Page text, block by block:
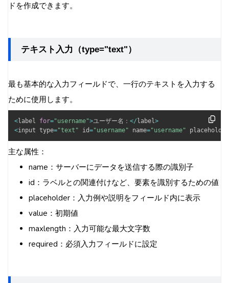
ドを作成できます。
テキスト入力（type="text"）
最も基本的な入力フィールドで、一行のテキストを入力する
ために使用します。
<label for="username">ユーザー名： </ label>
<input type="text" id="username" name="username" placeholder
主な属性：
name：サーバーにデータを送信する際の識別子
id：ラベルとの関連付けなど、要素を識別するための値
placeholder：入力例や説明をフィールド内に表示
value：初期値
maxlength：入力可能な最大文字数
required：必須入力フィールドに設定